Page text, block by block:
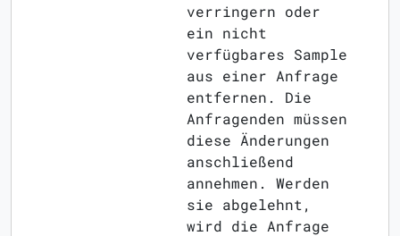
verringern oder
ein nicht
verfügbares Sample
aus einer Anfrage
entfernen. Die
Anfragenden müssen
diese Änderungen
anschließend
annehmen. Werden
sie abgelehnt,
wird die Anfrage